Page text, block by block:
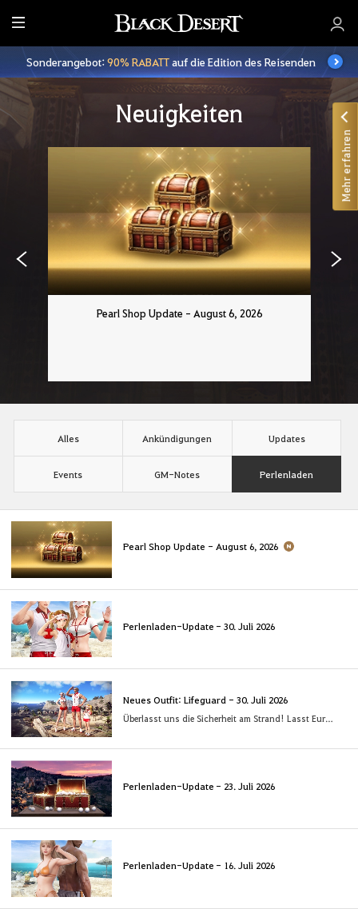
A
l
l
e
Sonderangebot:90% RABATTauf die Edition des Reisenden
Neuigkeiten
Pearl Shop Update - August 6, 2026
Alles Ankündigungen Updates
Events GM-Notes Perlenladen
Pearl Shop Update - August 6, 2026
Perlenladen-Update - 30. Juli 2026
Neues Outfit: Lifeguard - 30. Juli 2026
Überlasst uns die Sicherheit am Strand! Lasst Euren umwerfendsten Sommer beginnen!
Perlenladen-Update - 23. Juli 2026
Perlenladen-Update - 16. Juli 2026
Mehr erfahren